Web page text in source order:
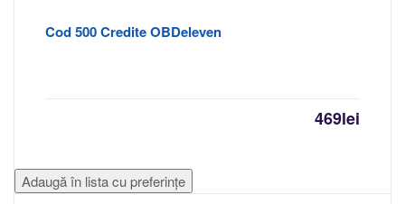
Cod 500 Credite OBDeleven
469lei
Adaugă în lista cu preferințe